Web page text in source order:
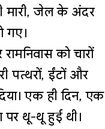
मारी, जेल के अंदर
गए।
को चारों
पत्थरों, ईंटों और
एक ही दिन, एक
थू-थू हुई थी।